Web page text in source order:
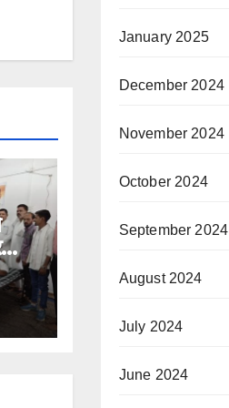
January 2025
December 2024
November 2024
October 2024
September 2024
August 2024
July 2024
June 2024